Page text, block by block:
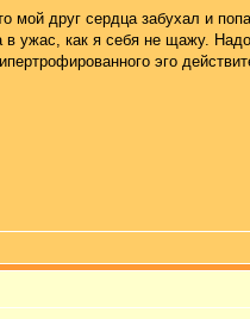
мой друг сердца забухал и
в ужас, как я себя не щажу.
эго